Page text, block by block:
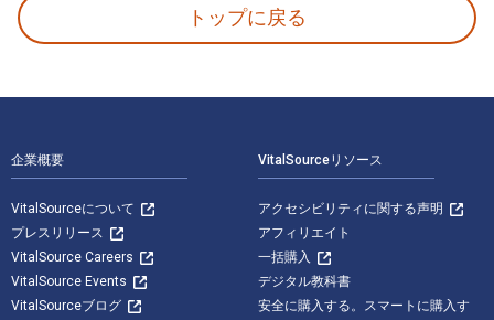
トップに戻る
企業概要
VitalSourceについて
プレスリリース
VitalSource Careers
VitalSource Events
VitalSourceブログ
VitalSourceリソース
アクセシビリティに関する声明
アフィリエイト
一括購入
デジタル教科書
安全に購入する。スマートに購入す